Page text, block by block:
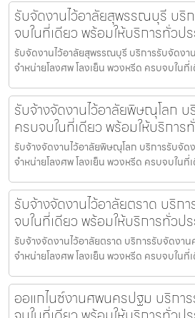
รับจัดงานไว้อาลัยสุพรรณบุรี บริ
จบในที่เดียว พร้อมให้บริการทั่วป
รับจัดงานไว้อาลัยสุพรรณบุรี บริการรับจัดง
จำหน่ายโลงศพ โลงเย็น พวงหรีด ครบจบในที่
รับจ้างจัดงานไว้อาลัยพิษณุโลก
ครบจบในที่เดียว พร้อมให้บริการ
รับจ้างจัดงานไว้อาลัยพิษณุโลก บริการรับจั
จำหน่ายโลงศพ โลงเย็น พวงหรีด ครบจบในที่
รับจ้างจัดงานไว้อาลัยตราด บริก
จบในที่เดียว พร้อมให้บริการทั่วป
รับจ้างจัดงานไว้อาลัยตราด บริการรับจัดงา
จำหน่ายโลงศพ โลงเย็น พวงหรีด ครบจบในที่
ออแกไนซ์งานศพนครปฐม บริกา